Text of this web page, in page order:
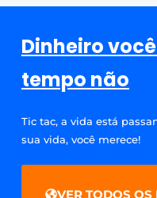
Dinheiro
tempo não
Tic tac, a vida está
sua vida, você merece!
VER TODOS OS